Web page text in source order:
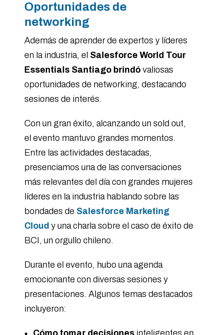
Oportunidades de
networking
Además de aprender de expertos y líderes
en la industria, el Salesforce World Tour
Essentials Santiago brindóvaliosas
oportunidades de networking, destacando
sesiones de interés.
Con un gran éxito, alcanzando un sold out,
el evento mantuvo grandes momentos.
Entre las actividades destacadas,
presenciamos una de las conversaciones
más relevantes del día con grandes mujeres
líderes en la industria hablando sobre las
bondades de Salesforce Marketing
Cloud y una charla sobre el caso de éxito de
BCI, un orgullo chileno.
Durante el evento, hubo una agenda
emocionante con diversas sesiones y
presentaciones. Algunos temas destacados
incluyeron: